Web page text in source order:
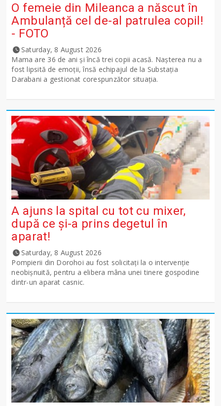
O femeie din Mileanca a născut în
Ambulanță cel de-al patrulea copil!
- FOTO
Saturday, 8 August 2026
Mama are 36 de ani și încă trei copii acasă. Nașterea nu a
fost lipsită de emoții, însă echipajul de la Substația
Darabani a gestionat corespunzător situația.
A ajuns la spital cu tot cu mixer,
după ce și-a prins degetul în
aparat!
Saturday, 8 August 2026
Pompierii din Dorohoi au fost solicitați la o intervenție
neobișnuită, pentru a elibera mâna unei tinere gospodine
dintr-un aparat casnic.